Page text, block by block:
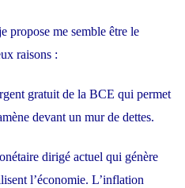
propose me semble être le
raisons :
gratuit de la BCE qui permet
devant un mur de dettes.
dirigé actuel qui génère
l’économie. L’inflation